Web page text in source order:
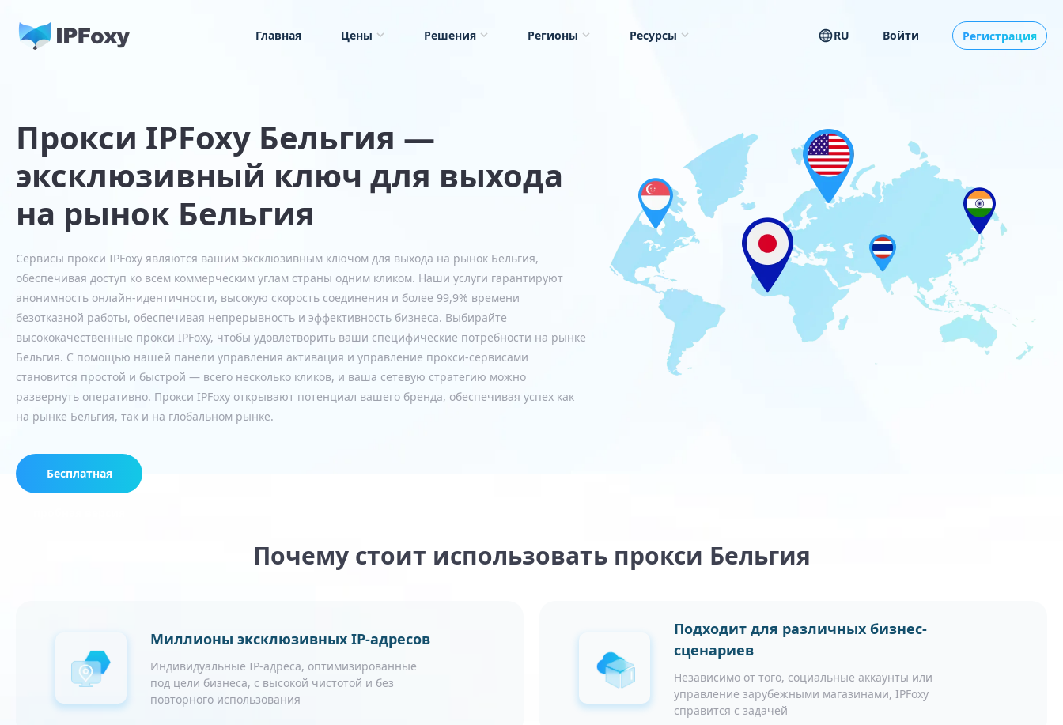
Главная Цены Решения Регионы Ресурсы RU Войти Регистрация
Прокси IPFoxy Бельгия —
эксклюзивный ключ для выхода
на рынок Бельгия
Сервисы прокси IPFoxy являются вашим эксклюзивным ключом для выхода на рынок Бельгия,
обеспечивая доступ ко всем коммерческим углам страны одним кликом. Наши услуги гарантируют
анонимность онлайн-идентичности, высокую скорость соединения и более 99,9% времени
безотказной работы, обеспечивая непрерывность и эффективность бизнеса. Выбирайте
высококачественные прокси IPFoxy, чтобы удовлетворить ваши специфические потребности на рынке
Бельгия. С помощью нашей панели управления активация и управление прокси-сервисами
становится простой и быстрой — всего несколько кликов, и ваша сетевую стратегию можно
развернуть оперативно. Прокси IPFoxy открывают потенциал вашего бренда, обеспечивая успех как
на рынке Бельгия, так и на глобальном рынке.
Бесплатная
Почему стоит использовать прокси Бельгия
Миллионы эксклюзивных IP-адресов
Индивидуальные IP-адреса, оптимизированные
под цели бизнеса, с высокой чистотой и без
повторного использования
Подходит для различных бизнес-
сценариев
Независимо от того, социальные аккаунты или
управление зарубежными магазинами, IPFoxy
справится с задачей